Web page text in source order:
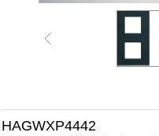
HAGWXP4442